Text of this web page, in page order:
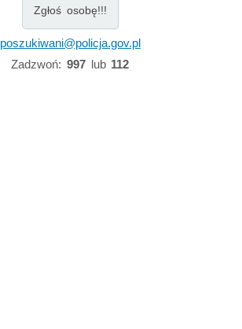
Zgłoś osobę!!!
poszukiwani@policja.gov.pl
Zadzwoń: 997lub 112